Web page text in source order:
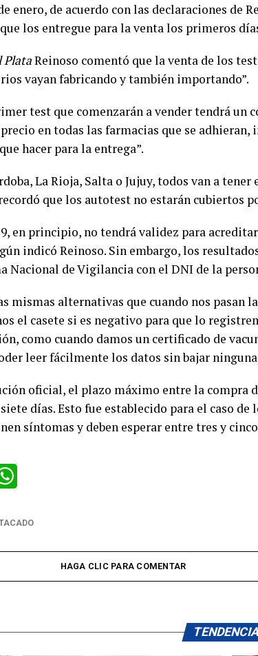
enero, de acuerdo con las declaraciones de
los entregue para la venta los primeros
PlataReinoso comentó que la venta de los test
vayan fabricando y también importando”.
test que comenzarán a vender tendrá un
en todas las farmacias que se adhieran,
hacer para la entrega”.
La Rioja, Salta o Jujuy, todos van a
que los autotest no estarán cubiertos
en principio, no tendrá validez para
indicó Reinoso. Sin embargo, los
Nacional de Vigilancia con el DNI de la
mismas alternativas que cuando nos pasan
el casete si es negativo para que lo
como cuando damos un certificado de
leer fácilmente los datos sin bajar
oficial, el plazo máximo entre la compra
días. Esto fue establecido para el caso de
síntomas y deben esperar entre tres y
HAGA CLIC PARA COMENTAR
TENDENCIA